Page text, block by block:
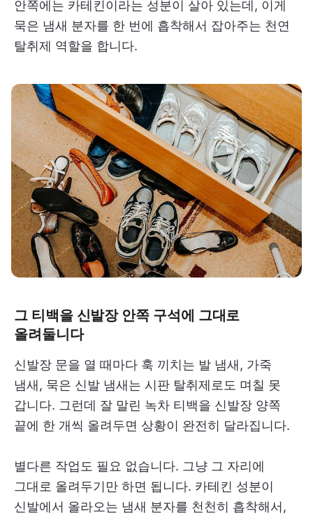
안쪽에는 카테킨이라는 성분이 살아 있는데, 이게
묵은 냄새 분자를 한 번에 흡착해서 잡아주는 천연
탈취제 역할을 합니다.
그 티백을 신발장 안쪽 구석에 그대로
올려둘니다
신발장 문을 열 때마다 훅 끼치는 발 냄새, 가죽
냄새, 묵은 신발 냄새는 시판 탈취제로도 며칠 못
갑니다. 그런데 잘 말린 녹차 티백을 신발장 양쪽
끝에 한 개씩 올려두면 상황이 완전히 달라집니다.
별다른 작업도 필요 없습니다. 그냥 그 자리에
그대로 올려두기만 하면 됩니다. 카테킨 성분이
신발에서 올라오는 냄새 분자를 천천히 흡착해서,